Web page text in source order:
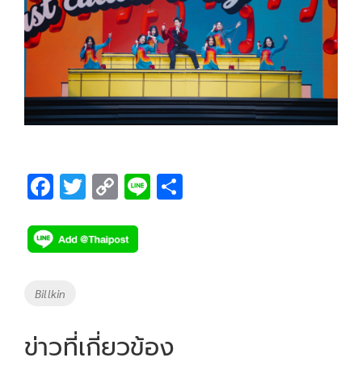
F
e
b
o
k
T
tt
er
C
p
y
k
Li
Tags
Billkin
ข่าวที่เกี่ยวข้อง